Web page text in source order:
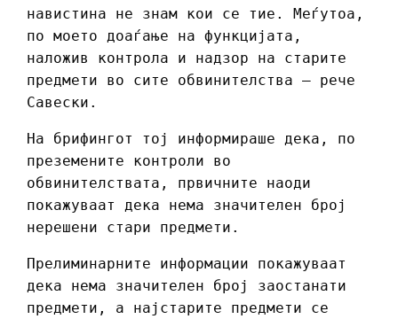
навистина не знам кои се тие. Меѓутоа,
по моето доаѓање на функцијата,
наложив контрола и надзор на старите
предмети во сите обвинителства – рече
Савески.
На брифингот тој информираше дека, по
преземените контроли во
обвинителствата, првичните наоди
покажуваат дека нема значителен број
нерешени стари предмети.
Прелиминарните информации покажуваат
дека нема значителен број заостанати
предмети, а најстарите предмети се